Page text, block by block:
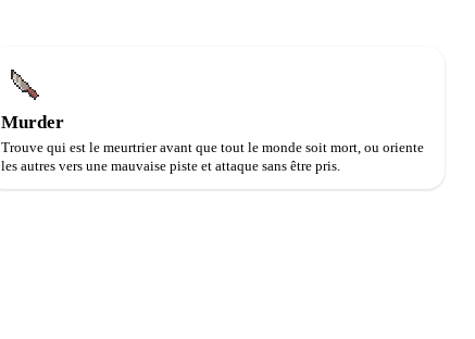
Murder
Trouve qui est le meurtrier avant que tout le monde soit mort, ou oriente
les autres vers une mauvaise piste et attaque sans être pris.